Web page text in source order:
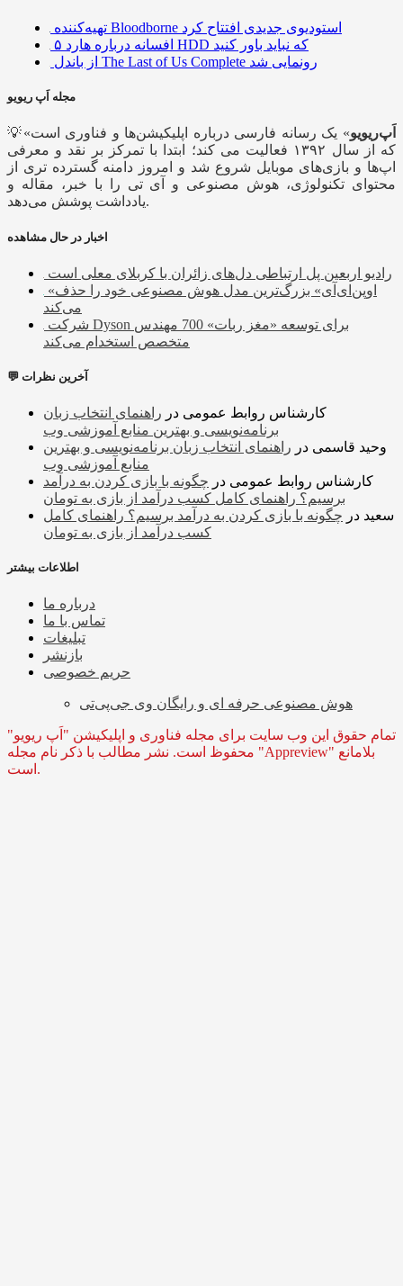
تهیه‌کننده Bloodborne استودیوی جدیدی افتتاح کرد
۵ افسانه درباره هارد HDD که نباید باور کنید
از باندل The Last of Us Complete رونمایی شد
مجله اَپ ریویو
💡« اَپ‌ریویو» یک رسانه فارسی درباره اپلیکیشن‌ها و فناوری است
که از سال ۱۳۹۲ فعالیت می کند؛ ابتدا با تمرکز بر نقد و معرفی
اپ‌ها و بازی‌های موبایل شروع شد و امروز دامنه گسترده تری از
محتوای تکنولوژی، هوش مصنوعی و آی تی را با خبر، مقاله و
یادداشت پوشش می‌دهد.
اخبار در حال مشاهده
رادیو اربعین پل ارتباطی دل‌های زائران با کربلای معلی است
«اوپن‌ای‌آی» بزرگ‌ترین مدل هوش مصنوعی خود را حذف
می‌کند
شرکت Dyson برای توسعه «مغز ربات» 700 مهندس
متخصص استخدام می‌کند
💬 آخرین نظرات
کارشناس روابط عمومی در راهنمای انتخاب زبان
برنامه‌نویسی و بهترین منابع آموزشی وب
وحید قاسمی در راهنمای انتخاب زبان برنامه‌نویسی و بهترین
منابع آموزشی وب
کارشناس روابط عمومی در چگونه با بازی کردن به درآمد
برسیم؟ راهنمای کامل کسب درآمد از بازی به تومان
سعید در چگونه با بازی کردن به درآمد برسیم؟ راهنمای کامل
کسب درآمد از بازی به تومان
اطلاعات بیشتر
درباره ما
تماس با ما
تبلیغات
بازنشر
حریم خصوصی
هوش مصنوعی حرفه ای و رایگان وی جی‌پی‌تی
تمام حقوق این وب سایت برای مجله فناوری و اپلیکیشن "اَپ ریویو"
محفوظ است. نشر مطالب با ذکر نام مجله "Appreview" بلامانع
است.